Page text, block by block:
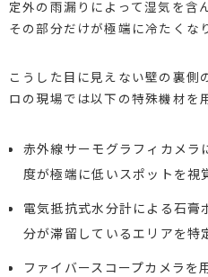
定外の雨漏りによって湿気を含
その部分だけが極端に冷たくな
こうした目に見えない壁の裏側
ロの現場では以下の特殊機材を
赤外線サーモグラフィカメラ
度が極端に低いスポットを視
電気抵抗式水分計による石膏
分が滞留しているエリアを特
ファイバースコープカメラを